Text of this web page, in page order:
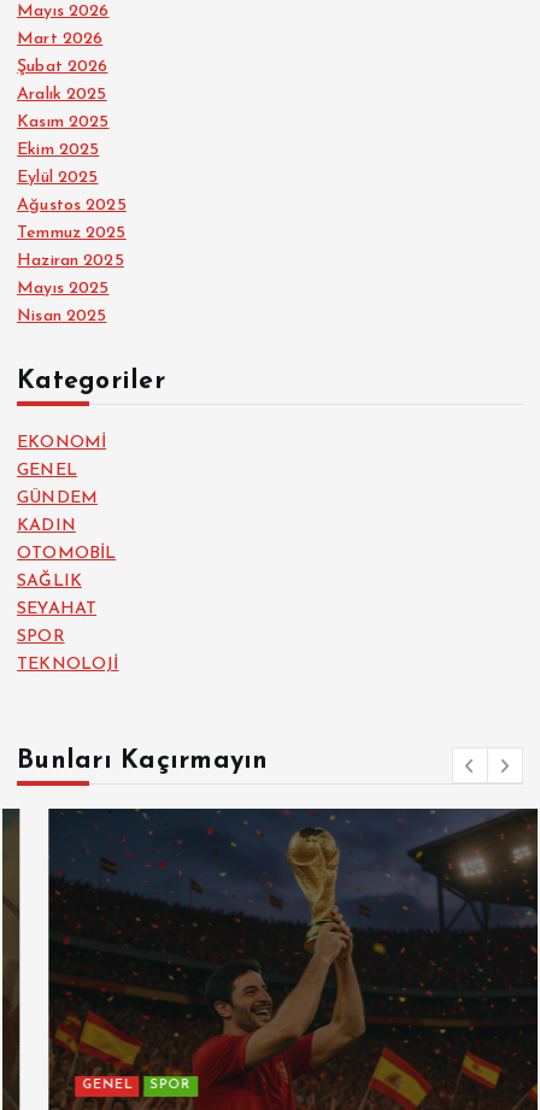
Mayıs 2026
Mart 2026
Şubat 2026
Aralık 2025
Kasım 2025
Ekim 2025
Eylül 2025
Ağustos 2025
Temmuz 2025
Haziran 2025
Mayıs 2025
Nisan 2025
Kategoriler
EKONOMİ
GENEL
GÜNDEM
KADIN
OTOMOBİL
SAĞLIK
SEYAHAT
SPOR
TEKNOLOJİ
Bunları Kaçırmayın
GENEL SPOR